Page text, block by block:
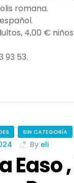
romana.
4,00 €
93 53.
SIN CATEGORÍA
By eli
Easo